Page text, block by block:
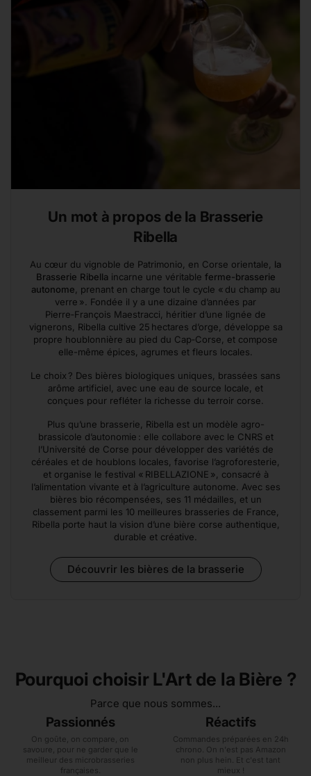
Un mot à propos de la Brasserie
Ribella
Au cœur du vignoble de Patrimonio, en Corse orientale, la
Brasserie Ribella incarne une véritable ferme-brasserie
autonome , prenant en charge tout le cycle « du champ au
verre ». Fondée il y a une dizaine d’années par
Pierre‑François Maestracci, héritier d’une lignée de
vignerons, Ribella cultive 25 hectares d’orge, développe sa
propre houblonnière au pied du Cap‑Corse, et compose
elle-même épices, agrumes et fleurs locales.
Le choix ? Des bières biologiques uniques, brassées sans
arôme artificiel, avec une eau de source locale, et
conçues pour refléter la richesse du terroir corse.
Plus qu’une brasserie, Ribella est un modèle agro-
brassicole d’autonomie : elle collabore avec le CNRS et
l’Université de Corse pour développer des variétés de
céréales et de houblons locales, favorise l’agroforesterie,
et organise le festival « RIBELLAZIONE », consacré à
l’alimentation vivante et à l’agriculture autonome. Avec ses
bières bio récompensées, ses 11 médailles, et un
classement parmi les 10 meilleures brasseries de France,
Ribella porte haut la vision d’une bière corse authentique,
durable et créative.
Découvrir les bières de la brasserie
Pourquoi choisir L'Art de la Bière ?
Parce que nous sommes...
Passionnés
On goûte, on compare, on
savoure, pour ne garder que le
meilleur des microbrasseries
françaises.
Réactifs
Commandes préparées en 24h
chrono. On n'est pas Amazon
non plus hein. Et c'est tant
mieux !